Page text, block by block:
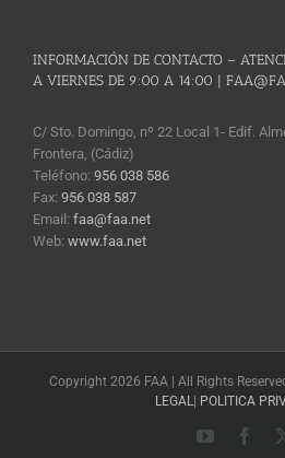
INFORMACIÓN DE CONTACTO –
A VIERNES DE 9:00 A 14:00 |
C/ Sto. Domingo, nº 22 Local 1- Edif.
Frontera, (Cádiz)
Teléfono: 956 038 586
Fax: 956 038 587
Email: faa@faa.net
Web: www.faa.net
Copyright 2026 FAA | All Rights
LEGAL | POLITICA
YouTube